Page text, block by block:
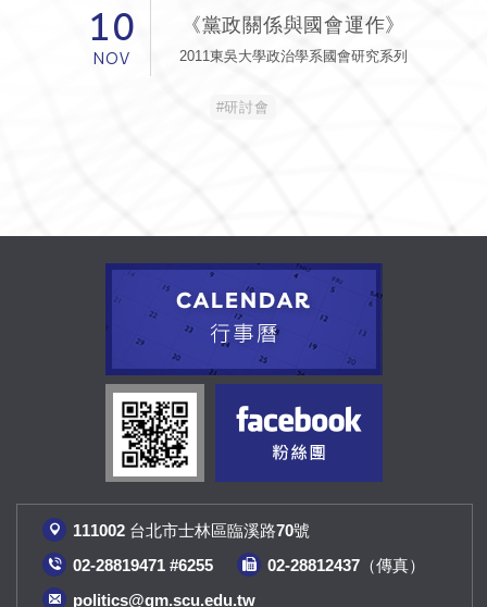
10
NOV
《黨政關係與國會運作》
2011東吳大學政治學系國會研究系列
#研討會
111002 台北市士林區臨溪路70號
02-28819471 #6255
02-28812437（傳真）
politics@gm.scu.edu.tw